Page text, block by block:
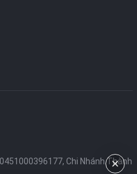
Chi Nhánh Thành